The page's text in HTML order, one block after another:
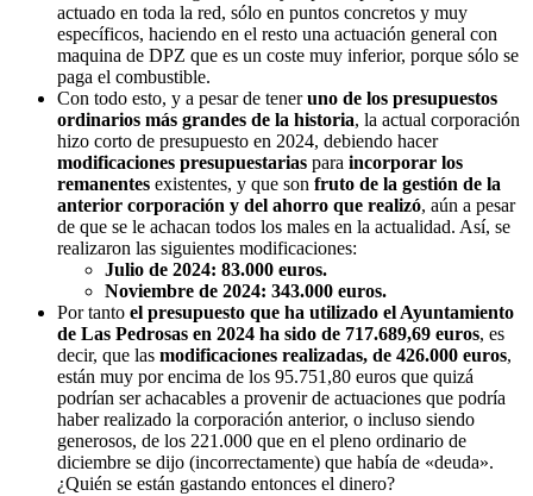
actuado en toda la red, sólo en puntos concretos y muy
específicos, haciendo en el resto una actuación general con
maquina de DPZ que es un coste muy inferior, porque sólo se
paga el combustible.
Con todo esto, y a pesar de teneruno de los presupuestos
ordinarios más grandes de la historia, la actual corporación
hizo corto de presupuesto en 2024, debiendo hacer
modificaciones presupuestarias para incorporar los
remanentes existentes, y que son fruto de la gestión de la
anterior corporación y del ahorro que realizó, aún a pesar
de que se le achacan todos los males en la actualidad. Así, se
realizaron las siguientes modificaciones:
Julio de 2024: 83.000 euros.
Noviembre de 2024: 343.000 euros.
Por tanto el presupuesto que ha utilizado el Ayuntamiento
de Las Pedrosas en 2024 ha sido de 717.689,69 euros, es
decir, que las modificaciones realizadas, de 426.000 euros,
están muy por encima de los 95.751,80 euros que quizá
podrían ser achacables a provenir de actuaciones que podría
haber realizado la corporación anterior, o incluso siendo
generosos, de los 221.000 que en el pleno ordinario de
diciembre se dijo (incorrectamente) que había de «deuda».
¿Quién se están gastando entonces el dinero?